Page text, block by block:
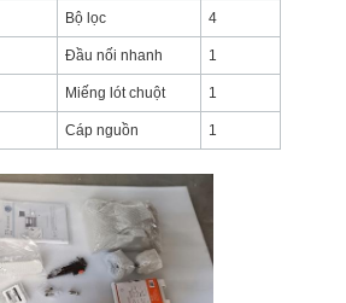
Bộ lọc 4
Đầu nối nhanh 1
Miếng lót chuột 1
Cáp nguồn 1